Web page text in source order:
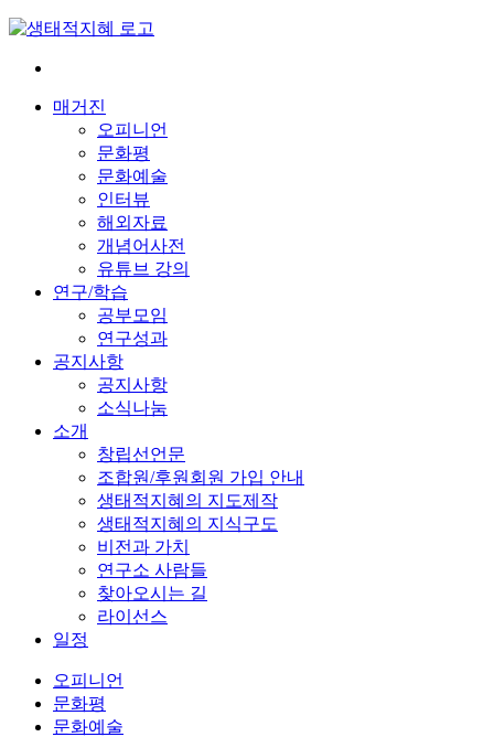
Skip
content
매거진
오피니언
문화평
문화예술
인터뷰
해외자료
개념어사전
유튜브 강의
연구/학습
공부모임
연구성과
공지사항
공지사항
소식나눔
소개
창립선언문
조합원/후원회원 가입 안내
생태적지혜의 지도제작
생태적지혜의 지식구도
비전과 가치
연구소 사람들
찾아오시는 길
라이선스
일정
오피니언
문화평
문화예술